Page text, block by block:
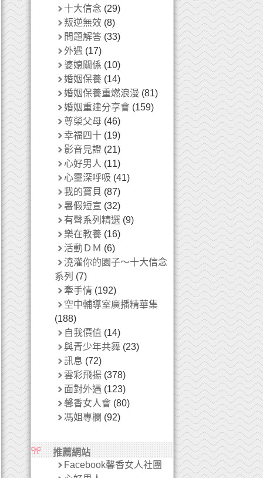
十大信念 (29)
叛逆無效(8)
問題解答(33)
外遇 (17)
婆媳關係 (10)
婚姻保養(14)
婚姻保養重燃浪漫 (81)
婚姻重建分享會(159)
尊榮父母 (46)
幸福四十(19)
影音見證(21)
心好男人 (11)
心靈深呼吸 (41)
我的寶貝 (87)
暑假短宣 (32)
有聲系列精選(9)
樂在教養(16)
活動ＤＭ (6)
澆灌你的園子～十大信念
系列 (7)
牽手情(192)
空中輔導室廣播精華集
(188)
自我價值 (14)
與青少年共舞(23)
訊息 (72)
雲彩飛揚(378)
面對外遇 (123)
馨香女人會(80)
馮姐專欄 (92)
推薦網站
Facebook馨香女人社團